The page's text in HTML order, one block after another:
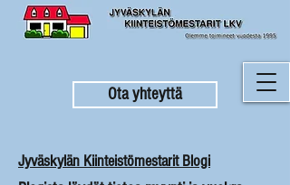
Ota yhteyttä
Jyväskylän Kiinteistömestarit Blogi